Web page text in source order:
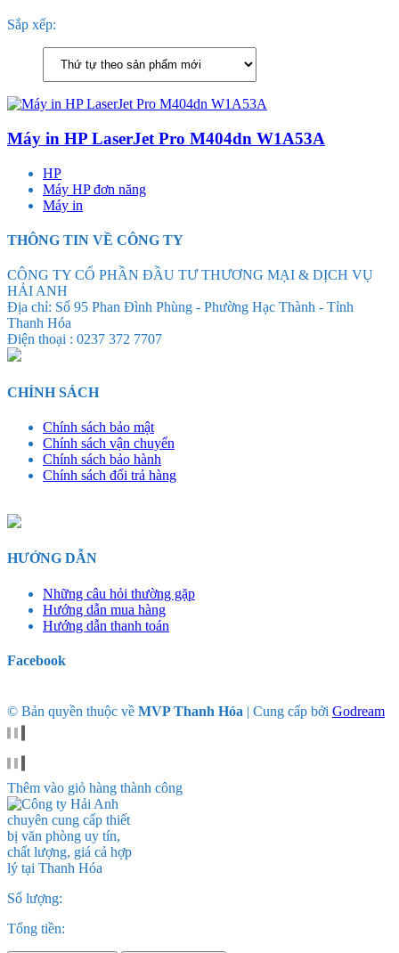
Sắp xếp:
Máy in HP LaserJet Pro M404dn W1A53A
HP
Máy HP đơn năng
Máy in
THÔNG TIN VỀ CÔNG TY
CÔNG TY CỔ PHẦN ĐẦU TƯ THƯƠNG MẠI & DỊCH VỤ
HẢI ANH
Địa chỉ: Số 95 Phan Đình Phùng - Phường Hạc Thành - Tỉnh
Thanh Hóa
Điện thoại : 0237 372 7707
CHÍNH SÁCH
Chính sách bảo mật
Chính sách vận chuyển
Chính sách bảo hành
Chính sách đổi trả hàng
HƯỚNG DẪN
Những câu hỏi thường gặp
Hướng dẫn mua hàng
Hướng dẫn thanh toán
Facebook
© Bản quyền thuộc về MVP Thanh Hóa | Cung cấp bởi Godream
Thêm vào giỏ hàng thành công
Số lượng:
Tổng tiền: